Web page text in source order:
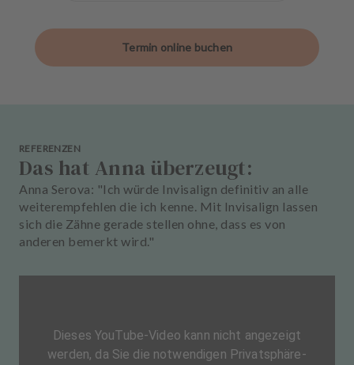
Termin online buchen
REFERENZEN
Das hat Anna überzeugt:
Anna Serova: "Ich würde Invisalign definitiv an alle
weiterempfehlen die ich kenne. Mit Invisalign lassen
sich die Zähne gerade stellen ohne, dass es von
anderen bemerkt wird."
Dieses YouTube-Video kann nicht angezeigt
werden, da Sie die notwendigen Privatsphäre-